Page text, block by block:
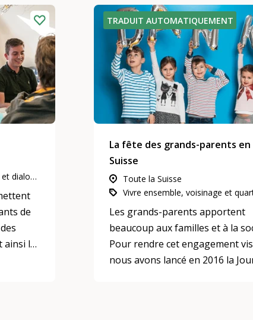
Politique intergénérationnelle et dialogue intergénérationnel, Vivre ensemble, voisinage et quartiers, Participation, intégration et inclusion
de
ainsi la
TRADUIT AUTOMATIQUEMENT
La fête des grands-parents en
Suisse
Toute la Suisse
Les grands-parents apportent
beaucoup aux familles et à la
Pour rendre cet engagement
nous avons lancé en 2016 la